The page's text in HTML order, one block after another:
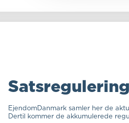
Satsregulering
EjendomDanmark samler her de
Dertil kommer de akkumulerede